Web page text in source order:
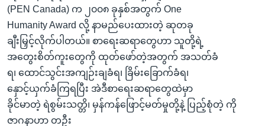
ညွန်း
စာမျက်နှာ
ကျော်
ကြည့်
ရုပ်ရှင်ထဲက အင်္ဂလိပ်စာ
သုတပဒေသာ အင်္ဂလိပ်စာ
ရေဒီယို/တီဗွီအစီအစဉ်
Learning English
ဗွီအိုအေ လူမှုကွန်ယက်များ
(PEN Canada) က ၂၀၀၈ ခုနှစ်အတွက် One
Humanity Award လို့ နာမည်ပေးထားတဲ့ ဆုတခု
ချီးမြှင့်လိုက်ပါတယ်။ စာရေးဆရာတွေဟာ သူတို့ရဲ့
အတွေးစိတ်ကူးတွေကို ထုတ်ဖော်တဲ့အတွက် အသတ်ခံ
ရ၊ ထောင်သွင်းအကျဉ်းချခံရ၊ ခြိမ်းခြောက်ခံရ၊
နှောင့်ယှက်ခံကြရပြီး အဲဒီစာရေးဆရာတွေထဲမှာ
ခိုင်မာတဲ့ ရဲစွမ်းသတ္တိ၊ မှန်ကန်ဖြောင့်မတ်မှုတို့နဲ့ ပြည့်စုံတဲ့ ကို
ဇာဂနာဟာ တဦး